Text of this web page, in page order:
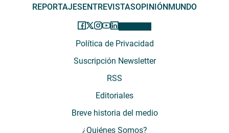
REPORTAJESENTREVISTASOPINIÓNMUNDO
Política de Privacidad
Suscripción Newsletter
RSS
Editoriales
Breve historia del medio
¿Quiénes Somos?